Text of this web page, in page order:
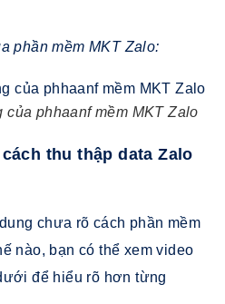
phần mềm MKT Zalo:
của phhaanf mềm MKT Zalo
thu thập data Zalo
chưa rõ cách phần mềm
nào, bạn có thể xem video
để hiểu rõ hơn từng